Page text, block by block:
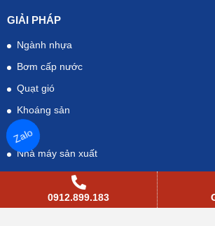
GIẢI PHÁP
Ngành nhựa
Bơm cấp nước
Quạt gió
Khoáng sản
Điện
Nhà máy sản xuất
HỖ TRỢ KHÁCH HÀNG
0912.899.183
Zalo